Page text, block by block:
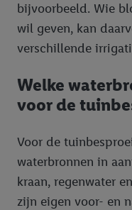
bijvoorbeeld. Wie
wil geven, kan
verschillende
Welke
voor de
Voor de
waterbronnen in
kraan, regenwater
zijn eigen voor- en